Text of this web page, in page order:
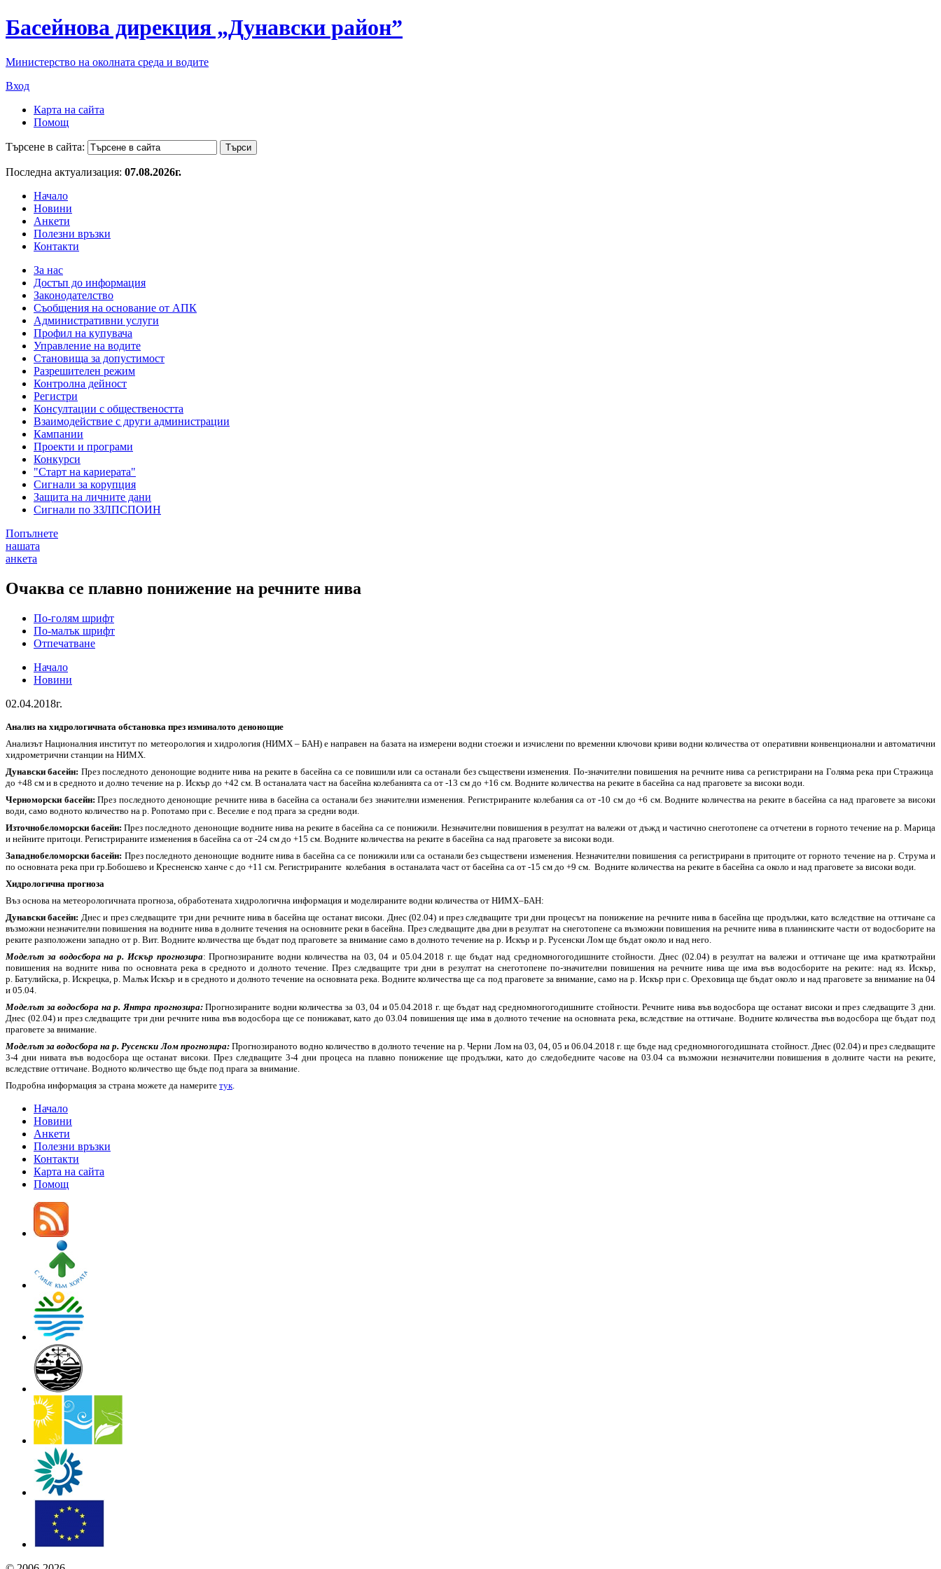
Басейнова дирекция „Дунавски район”
Министерство на околната среда и водите
Вход
Карта на сайта
Помощ
Търсене в сайта:
Последна актуализация: 07.08.2026г.
Начало
Новини
Анкети
Полезни връзки
Контакти
За нас
Достъп до информация
Законодателство
Съобщения на основание от АПК
Административни услуги
Профил на купувача
Управление на водите
Становища за допустимост
Разрешителен режим
Контролна дейност
Регистри
Консултации с обществеността
Взаимодействие с други администрации
Кампании
Проекти и програми
Конкурси
"Старт на кариерата"
Сигнали за корупция
Защита на личните дани
Сигнали по ЗЗЛПСПОИН
Попълнете
нашата
анкета
Очаква се плавно понижение на речните нива
По-голям шрифт
По-малък шрифт
Отпечатване
Начало
Новини
02.04.2018г.
Анализ на хидрологичната обстановка през изминалото денонощие
Анализът Националния институт по метеорология и хидрология (НИМХ – БАН) е направен на базата на измерени водни стоежи и изчислени по временни ключови криви водни количества от оперативни конвенционални и автоматични
хидрометрични станции на НИМХ.
Дунавски басейн: През последното денонощие водните нива на реките в басейна са се повишили или са останали без съществени изменения. По-значителни повишения на речните нива са регистрирани на Голяма река при Стражица
до +48 см и в средното и долно течение на р. Искър до +42 см. В останалата част на басейна колебанията са от -13 см до +16 см. Водните количества на реките в басейна са над праговете за високи води.
Черноморски басейн:През последното денонощие речните нива в басейна са останали без значителни изменения. Регистрираните колебания са от -10 см до +6 см. Водните количества на реките в басейна са над праговете за високи
води, само водното количество на р. Ропотамо при с. Веселие е под прага за средни води.
Източнобеломорски басейн: През последното денонощие водните нива на реките в басейна са се понижили. Незначителни повишения в резултат на валежи от дъжд и частично снеготопене са отчетени в горното течение на р. Марица
и нейните притоци. Регистрираните изменения в басейна са от -24 см до +15 см. Водните количества на реките в басейна са над праговете за високи води.
Западнобеломорски басейн: През последното денонощие водните нива в басейна са се понижили или са останали без съществени изменения. Незначителни повишения са регистрирани в притоците от горното течение на р. Струма и
по основната река при гр.Бобошево и Кресненско ханче с до +11 см. Регистрираните колебания в останалата част от басейна са от -15 см до +9 см. Водните количества на реките в басейна са около и над праговете за високи води.
Хидрологична прогноза
Въз основа на метеорологичната прогноза, обработената хидрологична информация и моделираните водни количества от НИМХ–БАН:
Дунавски басейн: Днес и през следващите три дни речните нива в басейна ще останат високи. Днес (02.04) и през следващите три дни процесът на понижение на речните нива в басейна ще продължи, като вследствие на оттичане са
възможни незначителни повишения на водните нива в долните течения на основните реки в басейна. През следващите два дни в резултат на снеготопене са възможни повишения на речните нива в планинските части от водосборите на
реките разположени западно от р. Вит. Водните количества ще бъдат под праговете за внимание само в долното течение на р. Искър и р. Русенски Лом ще бъдат около и над него.
Моделът за водосбора на р. Искър прогнозира: Прогнозираните водни количества на 03, 04 и 05.04.2018 г. ще бъдат над средномногогодишните стойности. Днес (02.04) в резултат на валежи и оттичане ще има краткотрайни
повишения на водните нива по основната река в средното и долното течение. През следващите три дни в резултат на снеготопене по-значителни повишения на речните нива ще има във водосборите на реките: над яз. Искър,
р. Батулийска, р. Искрецка, р. Малък Искър и в средното и долното течение на основната река. Водните количества ще са под праговете за внимание, само на р. Искър при с. Ореховица ще бъдат около и над праговете за внимание на 04
и 05.04.
Моделът за водосбора на р. Янтра прогнозира:Прогнозираните водни количества за 03, 04 и 05.04.2018 г. ще бъдат над средномногогодишните стойности. Речните нива във водосбора ще останат високи и през следващите 3 дни.
Днес (02.04) и през следващите три дни речните нива във водосбора ще се понижават, като до 03.04 повишения ще има в долното течение на основната река, вследствие на оттичане. Водните количества във водосбора ще бъдат под
праговете за внимание.
Моделът за водосбора на р. Русенски Лом прогнозира:Прогнозираното водно количество в долното течение на р. Черни Лом на 03, 04, 05 и 06.04.2018 г. ще бъде над средномногогодишната стойност. Днес (02.04) и през следващите
3-4 дни нивата във водосбора ще останат високи. През следващите 3-4 дни процеса на плавно понижение ще продължи, като до следобедните часове на 03.04 са възможни незначителни повишения в долните части на реките,
вследствие оттичане. Водното количество ще бъде под прага за внимание.
Подробна информация за страна можете да намерите тук
Начало
Новини
Анкети
Полезни връзки
Контакти
Карта на сайта
Помощ